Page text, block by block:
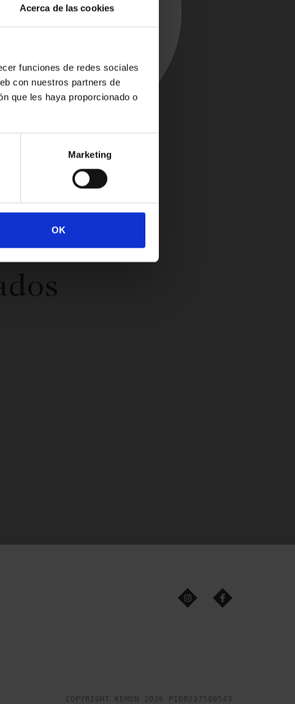
Acerca de las cookies
funciones de redes sociales
con nuestros partners de
que les haya proporcionado o
Marketing
OK
COPYRIGHT KEMON 2026 PI00237580543